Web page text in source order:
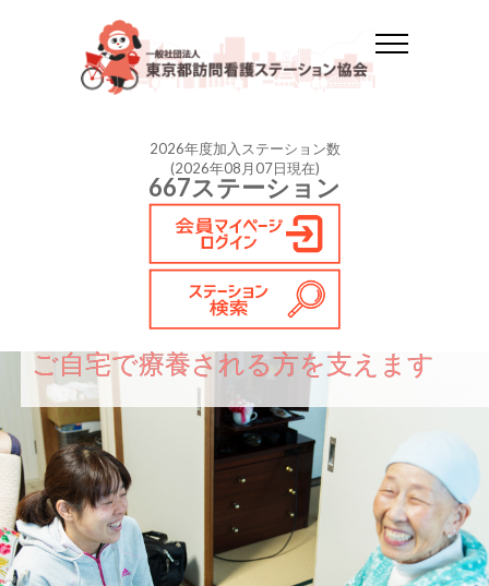
2026年度加入ステーション数
(2026年08月07日現在)
667ステーション
赤ちゃんから高齢者まで
ご自宅で療養される方を支えます